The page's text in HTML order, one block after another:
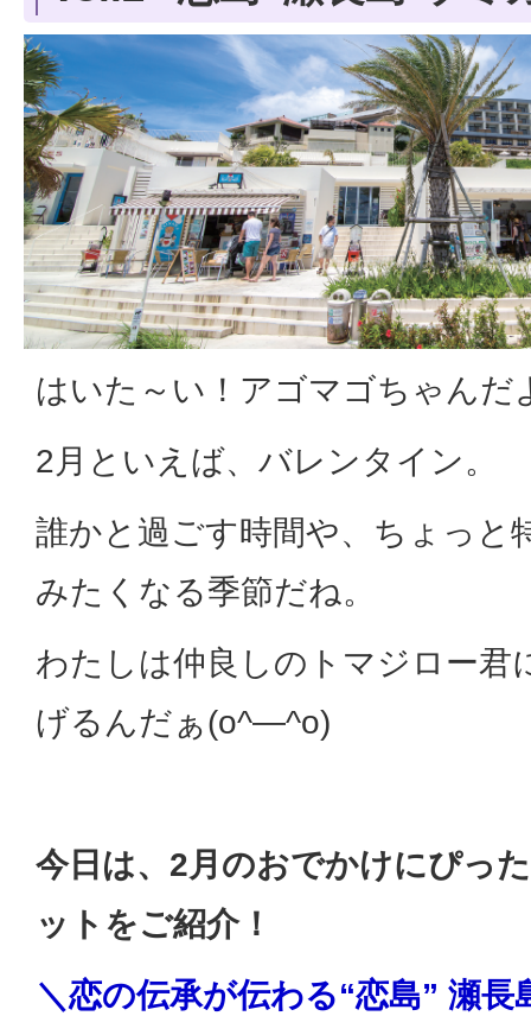
はいた～い！アゴマゴちゃんだ
2月といえば、バレンタイン。
誰かと過ごす時間や、ちょっと
みたくなる季節だね。
わたしは仲良しのトマジロー君
げるんだぁ(o^―^o)
今日は、2月のおでかけにぴっ
ットをご紹介！
＼恋の伝承が伝わる“恋島” 瀬